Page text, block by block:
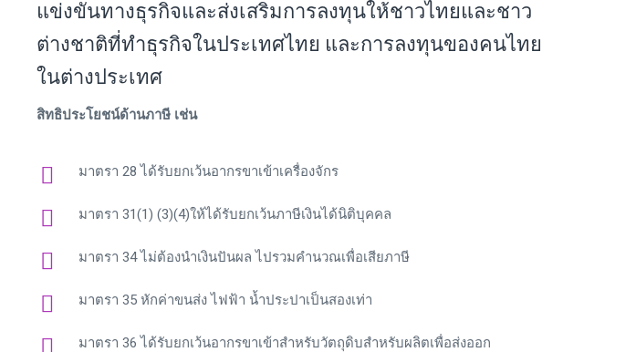
แข่งขันทางธุรกิจและส่งเสริมการลงทุนให้ชาวไทยและชาว
ต่างชาติที่ทำธุรกิจในประเทศไทย และการลงทุนของคนไทย
ในต่างประเทศ
สิทธิประโยชน์ด้านภาษี เช่น
มาตรา 28 ได้รับยกเว้นอากรขาเข้าเครื่องจักร
มาตรา 31(1) (3)(4)ให้ได้รับยกเว้นภาษีเงินได้นิติบุคคล
มาตรา 34 ไม่ต้องนำเงินปันผล ไปรวมคำนวณเพื่อเสียภาษี
มาตรา 35 หักค่าขนส่ง ไฟฟ้า น้ำประปาเป็นสองเท่า
มาตรา 36 ได้รับยกเว้นอากรขาเข้าสำหรับวัตถุดิบสำหรับผลิตเพื่อส่งออก